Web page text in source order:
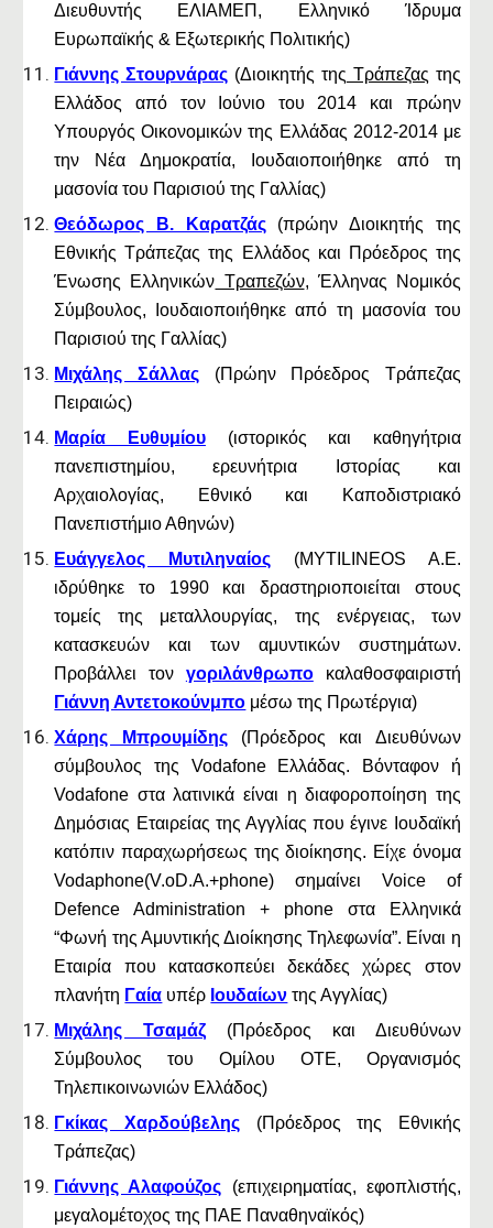
Διευθυντής ΕΛΙΑΜΕΠ, Ελληνικό Ίδρυμα
Ευρωπαϊκής & Εξωτερικής Πολιτικής)
Γιάννης Στουρνάρας (Διοικητής της Τράπεζας της
Ελλάδος από τον Ιούνιο του 2014 και πρώην
Yπουργός Οικονομικών της Ελλάδας 2012-2014 με
την Νέα Δημοκρατία, Ιουδαιοποιήθηκε από τη
μασονία του Παρισιού της Γαλλίας)
Θεόδωρος Β. Καρατζάς(πρώην Διοικητής της
Εθνικής Τράπεζας της Ελλάδος και Πρόεδρος της
Ένωσης Ελληνικών Τραπεζών, Έλληνας Νομικός
Σύμβουλος, Ιουδαιοποιήθηκε από τη μασονία του
Παρισιού της Γαλλίας)
Μιχάλης Σάλλας(Πρώην Πρόεδρος Τράπεζας
Πειραιώς)
Μαρία Ευθυμίου(ιστορικός και καθηγήτρια
πανεπιστημίου, ερευνήτρια Ιστορίας και
Αρχαιολογίας, Εθνικό και Καποδιστριακό
Πανεπιστήμιο Αθηνών)
Ευάγγελος Μυτιληναίος (MYTILINEOS A.E.
ιδρύθηκε το 1990 και δραστηριοποιείται στους
τομείς της μεταλλουργίας, της ενέργειας, των
κατασκευών και των αμυντικών συστημάτων.
Προβάλλει τον γοριλάνθρωποκαλαθοσφαιριστή
Γιάννη Αντετοκούνμπο μέσω της Πρωτέργια)
Χάρης Μπρουμίδης(Πρόεδρος και Διευθύνων
σύμβουλος της Vodafone Ελλάδας. Βόνταφον ή
Vodafone στα λατινικά είναι η διαφοροποίηση της
Δημόσιας Εταιρείας της Αγγλίας που έγινε Ιουδαϊκή
κατόπιν παραχωρήσεως της διοίκησης. Είχε όνομα
Vodaphone(V.oD.A.+phone) σημαίνει Voice of
Defence Administration + phone στα Ελληνικά
“Φωνή της Αμυντικής Διοίκησης Τηλεφωνία”. Είναι η
Εταιρία που κατασκοπεύει δεκάδες χώρες στον
πλανήτη Γαία υπέρ Ιουδαίων της Αγγλίας)
Μιχάλης Τσαμάζ (Πρόεδρος και Διευθύνων
Σύμβουλος του Ομίλου ΟΤΕ, Οργανισμός
Τηλεπικοινωνιών Ελλάδος)
Γκίκας Χαρδούβελης(Πρόεδρος της Εθνικής
Τράπεζας)
Γιάννης Αλαφούζος (επιχειρηματίας, εφοπλιστής,
μεγαλομέτοχος της ΠΑΕ Παναθηναϊκός)